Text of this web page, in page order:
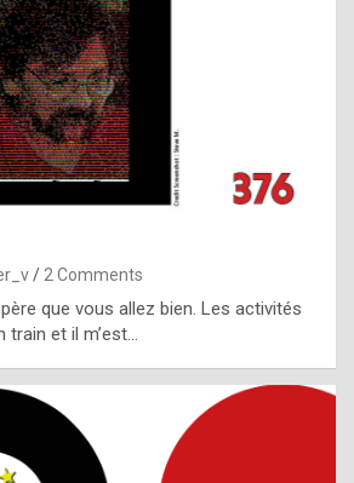
i
s
t
o
r
p
e
c
i
l
2 Comments
que vous allez bien. Les activités
train et il m’est…